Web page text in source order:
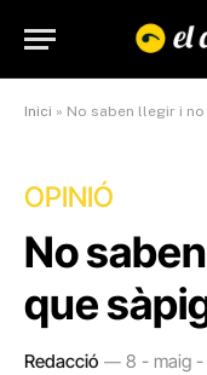
Inici » No saben llegir i
OPINIÓ
No
que
Redacció 8 - maig -